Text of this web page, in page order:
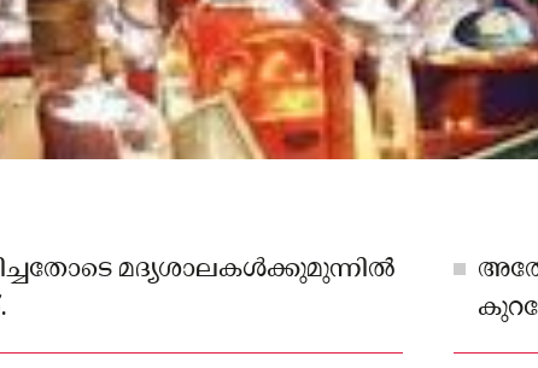
മദ്യശാലകൾക്കുമുന്നിൽ
വൈൻ